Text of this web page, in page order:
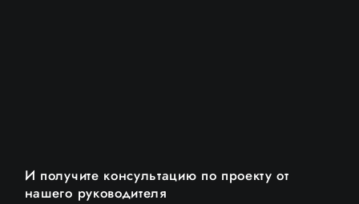
И получите консультацию по проекту от
нашего руководителя